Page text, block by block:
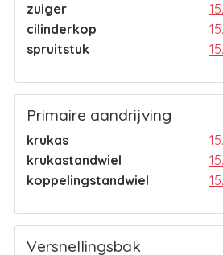
zuiger
cilinderkop
spruitstuk
Primaire aandrijving
krukas
krukastandwiel
koppelingstandwiel
Versnellingsbak